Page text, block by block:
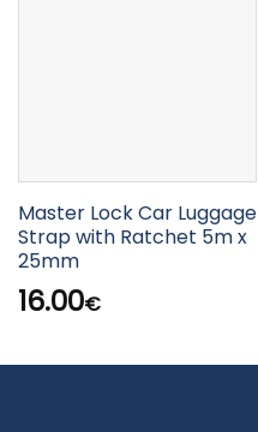
Master Lock Car Luggage
Strap with Ratchet 5m x
25mm
16.00€